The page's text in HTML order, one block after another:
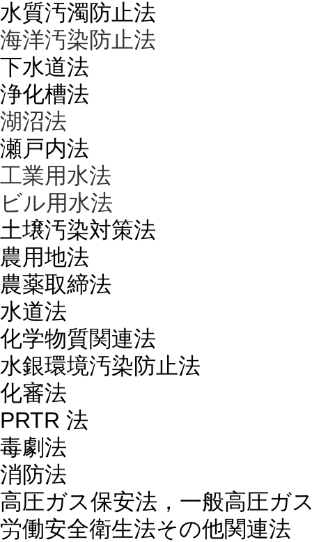
水質汚濁防止法
海洋汚染防止法
下水道法
浄化槽法
湖沼法
瀬戸内法
工業用水法
ビル用水法
土壌汚染対策法
農用地法
農薬取締法
水道法
化学物質関連法
水銀環境汚染防止法
化審法
PRTR 法
毒劇法
消防法
高圧ガス保安法，一般高圧ガ
労働安全衛生法その他関連法